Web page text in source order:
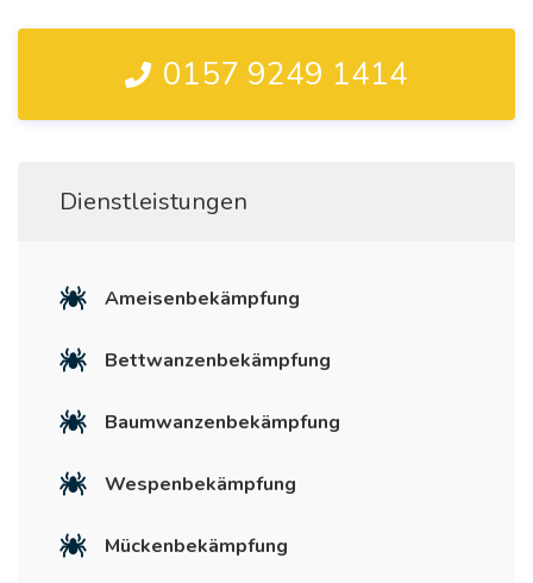
0157 9249 1414
Dienstleistungen
Ameisenbekämpfung
Bettwanzenbekämpfung
Baumwanzenbekämpfung
Wespenbekämpfung
Mückenbekämpfung